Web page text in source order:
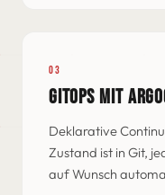
03
GITOPS MIT
Deklarative
Zustand ist in Git,
auf Wunsch